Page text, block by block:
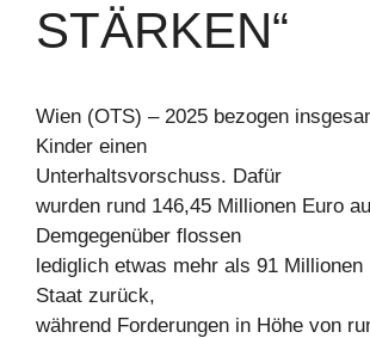
TÄRKEN“
Wien (OTS) – 2025 bezogen
Kinder einen
Unterhaltsvorschuss. Dafür
wurden rund 146,45 Millionen Euro
Demgegenüber flossen
lediglich etwas mehr als 91 Millionen
Staat zurück,
während Forderungen in Höhe von